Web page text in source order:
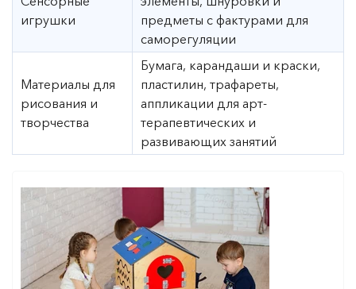
игрушки
предметы с фактурами для
саморегуляции
Материалы для
рисования и
творчества
Бумага, карандаши и краски,
пластилин, трафареты,
аппликации для арт-
терапевтических и
развивающих занятий